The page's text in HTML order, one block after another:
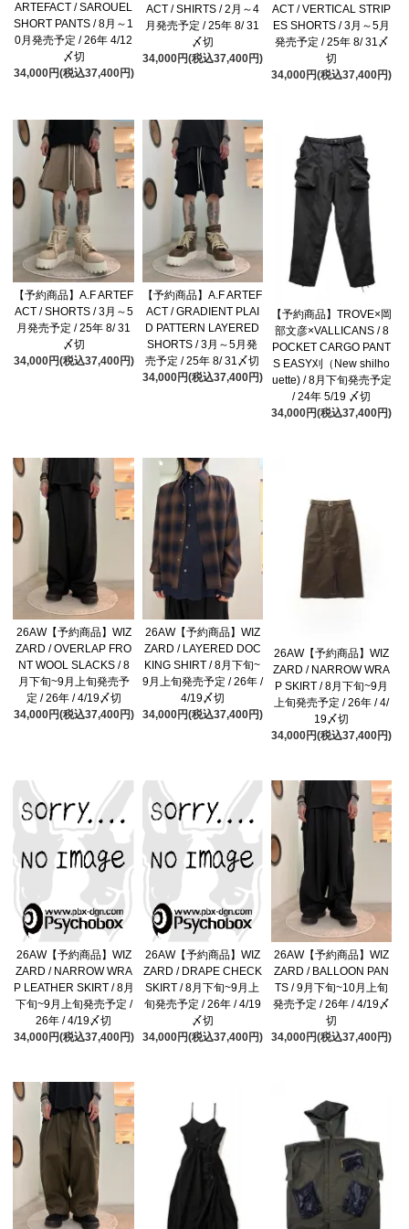
ARTEFACT / SAROUEL
SHORT PANTS / 8月～1
0月発売予定 / 26年 4/12
〆切
34,000円(税込37,400円)
ACT / SHIRTS / 2月～4
月発売予定 / 25年 8/ 31
〆切
34,000円(税込37,400円)
ACT / VERTICAL STRIP
ES SHORTS / 3月～5月
発売予定 / 25年 8/ 31〆
切
34,000円(税込37,400円)
【予約商品】A.F ARTEF
ACT / SHORTS / 3月～5
月発売予定 / 25年 8/ 31
〆切
34,000円(税込37,400円)
【予約商品】A.F ARTEF
ACT / GRADIENT PLAI
D PATTERN LAYERED
SHORTS / 3月～5月発
売予定 / 25年 8/ 31〆切
34,000円(税込37,400円)
【予約商品】TROVE×岡
部文彦×VALLICANS / 8
POCKET CARGO PANT
S EASY刈（New shilho
uette) / 8月下旬発売予定
/ 24年 5/19 〆切
34,000円(税込37,400円)
26AW【予約商品】WIZ
ZARD / OVERLAP FRO
NT WOOL SLACKS / 8
月下旬~9月上旬発売予
定 / 26年 / 4/19〆切
34,000円(税込37,400円)
26AW【予約商品】WIZ
ZARD / LAYERED DOC
KING SHIRT / 8月下旬~
9月上旬発売予定 / 26年 /
4/19〆切
34,000円(税込37,400円)
26AW【予約商品】WIZ
ZARD / NARROW WRA
P SKIRT / 8月下旬~9月
上旬発売予定 / 26年 / 4/
19〆切
34,000円(税込37,400円)
26AW【予約商品】WIZ
ZARD / NARROW WRA
P LEATHER SKIRT / 8月
下旬~9月上旬発売予定 /
26年 / 4/19〆切
34,000円(税込37,400円)
26AW【予約商品】WIZ
ZARD / DRAPE CHECK
SKIRT / 8月下旬~9月上
旬発売予定 / 26年 / 4/19
〆切
34,000円(税込37,400円)
26AW【予約商品】WIZ
ZARD / BALLOON PAN
TS / 9月下旬~10月上旬
発売予定 / 26年 / 4/19〆
切
34,000円(税込37,400円)